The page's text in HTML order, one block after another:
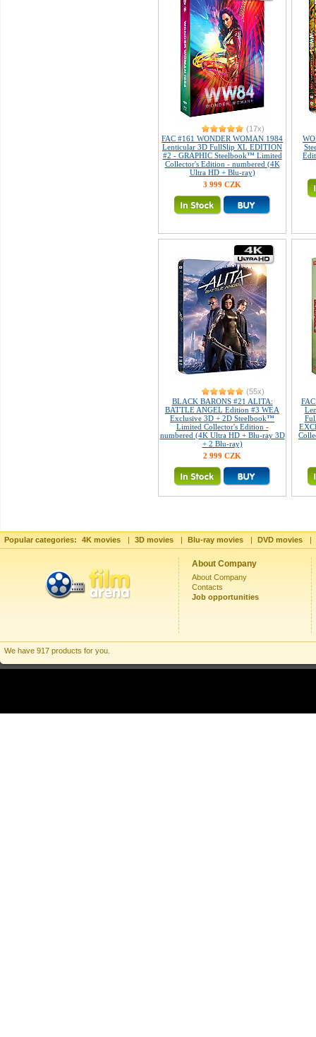
(17x)
FAC #161 WONDER WOMAN 1984
Lenticular 3D FullSlip XL EDITION
#2 - GRAPHIC Steelbook™ Limited
Collector's Edition - numbered (4K
Ultra HD + Blu-ray)
3 999 CZK
(55x)
BLACK BARONS #21 ALITA:
BATTLE ANGEL Edition #3 WEA
Exclusive 3D + 2D Steelbook™
Limited Collector's Edition -
numbered (4K Ultra HD + Blu-ray 3D
+ 2 Blu-ray)
2 999 CZK
Popular categories: 4K movies | 3D movies | Blu-ray movies | DVD movies |
About Company
About Company
Contacts
Job opportunities
We have 917 products for you.